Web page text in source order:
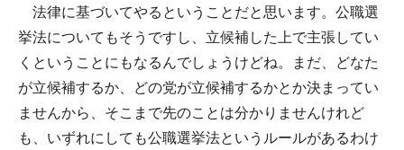
法律に基づいてやるということだと思います。公職選
挙法についてもそうですし、立候補した上で主張してい
くということにもなるんでしょうけどね。まだ、どなた
が立候補するか、どの党が立候補するかとか決まってい
ませんから、そこまで先のことは分かりませんけれど
も、いずれにしても公職選挙法というルールがあるわけ